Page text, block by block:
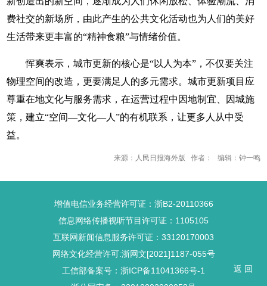
返 回
费社交的新场所，由此产生的公共文化活动也为人们的美好
生活带来更丰富的“精神食粮”与情绪价值。
恽爽表示，城市更新的核心是“以人为本”，不仅要关注
物理空间的改造，更要满足人的多元需求。城市更新项目应
尊重在地文化与服务需求，在运营过程中因地制宜、因城施
策，建立“空间—文化—人”的有机联系，让更多人从中受
益。
来源：人民日报海外版 作者： 编辑：钟一鸣
增值电信业务经营许可证：浙B2-20110366
信息网络传播视听节目许可证：1105105
互联网新闻信息服务许可证：33120170003
网络文化经营许可:浙网文[2021]1187-055号
工信部备案号：浙ICP备11041366号-1